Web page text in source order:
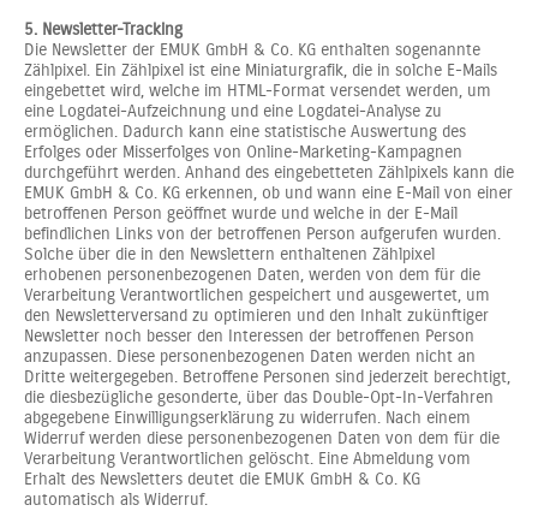
5. Newsletter-Tracking
Die Newsletter der EMUK GmbH & Co. KG enthalten sogenannte
Zählpixel. Ein Zählpixel ist eine Miniaturgrafik, die in solche E-Mails
eingebettet wird, welche im HTML-Format versendet werden, um
eine Logdatei-Aufzeichnung und eine Logdatei-Analyse zu
ermöglichen. Dadurch kann eine statistische Auswertung des
Erfolges oder Misserfolges von Online-Marketing-Kampagnen
durchgeführt werden. Anhand des eingebetteten Zählpixels kann die
EMUK GmbH & Co. KG erkennen, ob und wann eine E-Mail von einer
betroffenen Person geöffnet wurde und welche in der E-Mail
befindlichen Links von der betroffenen Person aufgerufen wurden.
Solche über die in den Newslettern enthaltenen Zählpixel
erhobenen personenbezogenen Daten, werden von dem für die
Verarbeitung Verantwortlichen gespeichert und ausgewertet, um
den Newsletterversand zu optimieren und den Inhalt zukünftiger
Newsletter noch besser den Interessen der betroffenen Person
anzupassen. Diese personenbezogenen Daten werden nicht an
Dritte weitergegeben. Betroffene Personen sind jederzeit berechtigt,
die diesbezügliche gesonderte, über das Double-Opt-In-Verfahren
abgegebene Einwilligungserklärung zu widerrufen. Nach einem
Widerruf werden diese personenbezogenen Daten von dem für die
Verarbeitung Verantwortlichen gelöscht. Eine Abmeldung vom
Erhalt des Newsletters deutet die EMUK GmbH & Co. KG
automatisch als Widerruf.